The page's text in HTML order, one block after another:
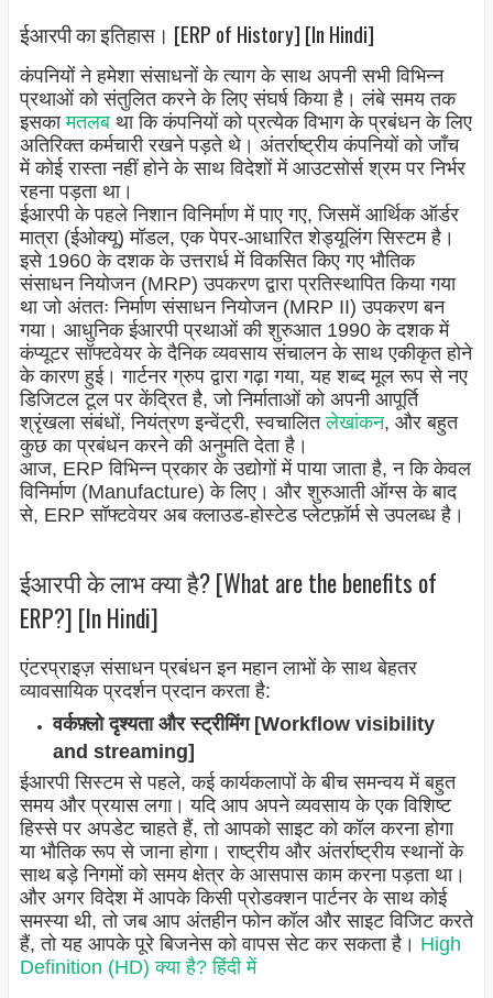
ईआरपी का इतिहास। [ERP of History] [In Hindi]
कंपनियों ने हमेशा संसाधनों के त्याग के साथ अपनी सभी विभिन्न
प्रथाओं को संतुलित करने के लिए संघर्ष किया है। लंबे समय तक
इसकामतलबथा कि कंपनियों को प्रत्येक विभाग के प्रबंधन के लिए
अतिरिक्त कर्मचारी रखने पड़ते थे। अंतर्राष्ट्रीय कंपनियों को जाँच
में कोई रास्ता नहीं होने के साथ विदेशों में आउटसोर्स श्रम पर निर्भर
रहना पड़ता था।
ईआरपी के पहले निशान विनिर्माण में पाए गए, जिसमें आर्थिक ऑर्डर
मात्रा (ईओक्यू) मॉडल, एक पेपर-आधारित शेड्यूलिंग सिस्टम है।
इसे 1960 के दशक के उत्तरार्ध में विकसित किए गए भौतिक
संसाधन नियोजन (MRP) उपकरण द्वारा प्रतिस्थापित किया गया
था जो अंततः निर्माण संसाधन नियोजन (MRP II) उपकरण बन
गया। आधुनिक ईआरपी प्रथाओं की शुरुआत 1990 के दशक में
कंप्यूटर सॉफ्टवेयर के दैनिक व्यवसाय संचालन के साथ एकीकृत होने
के कारण हुई। गार्टनर ग्रुप द्वारा गढ़ा गया, यह शब्द मूल रूप से नए
डिजिटल टूल पर केंद्रित है, जो निर्माताओं को अपनी आपूर्ति
श्रृंखला संबंधों, नियंत्रण इन्वेंट्री, स्वचालितलेखांकन, और बहुत
कुछ का प्रबंधन करने की अनुमति देता है।
आज, ERP विभिन्न प्रकार के उद्योगों में पाया जाता है, न कि केवल
विनिर्माण (Manufacture) के लिए। और शुरुआती ऑग्स के बाद
से, ERP सॉफ्टवेयर अब क्लाउड-होस्टेड प्लेटफ़ॉर्म से उपलब्ध है।
ईआरपी के लाभ क्या है? [What are the benefits of
ERP?] [In Hindi]
एंटरप्राइज़ संसाधन प्रबंधन इन महान लाभों के साथ बेहतर
व्यावसायिक प्रदर्शन प्रदान करता है:
वर्कफ़्लो दृश्यता और स्ट्रीमिंग [Workflow visibility
and streaming]
ईआरपी सिस्टम से पहले, कई कार्यकलापों के बीच समन्वय में बहुत
समय और प्रयास लगा। यदि आप अपने व्यवसाय के एक विशिष्ट
हिस्से पर अपडेट चाहते हैं, तो आपको साइट को कॉल करना होगा
या भौतिक रूप से जाना होगा। राष्ट्रीय और अंतर्राष्ट्रीय स्थानों के
साथ बड़े निगमों को समय क्षेत्र के आसपास काम करना पड़ता था।
और अगर विदेश में आपके किसी प्रोडक्शन पार्टनर के साथ कोई
समस्या थी, तो जब आप अंतहीन फोन कॉल और साइट विजिट करते
हैं, तो यह आपके पूरे बिजनेस को वापस सेट कर सकता है। High
Definition (HD) क्या है? हिंदी में